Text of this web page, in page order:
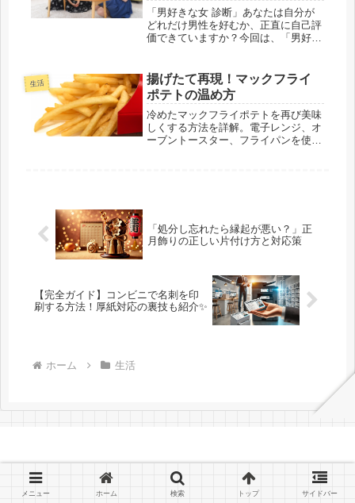
「男好きな女 診断」あなたは自分が
どれだけ男性を好むか、正直に自己評
価できていますか？今回は、「男好き
するテストをご紹介します。自分自身
を深く理解し、健全な人間関係を築く
た...
生活
揚げたて再現！マックフライ
ポテトの温め方
冷めたマックフライポテトを再び美味
しくする方法を詳解。電子レンジ、オ
ーブントースター、フライパンを使っ
「処分し忘れたら縁起が悪い？」正
月飾りの正しい片付け方と対応策
【完全ガイド】コンビニで名刺を印
刷する方法！厚紙対応の裏技も紹介✨
ホーム 生活
メニュー ホーム 検索 トップ サイドバー